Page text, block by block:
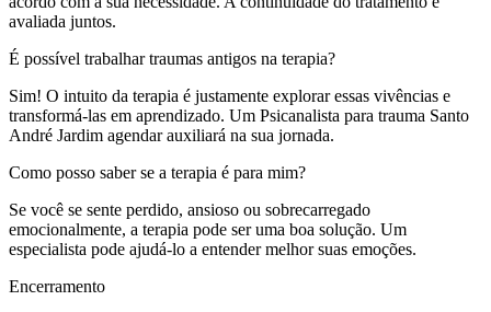
avaliada juntos.
É possível trabalhar traumas antigos na terapia?
Sim! O intuito da terapia é justamente explorar essas vivências e
transformá-las em aprendizado. Um Psicanalista para trauma Santo
André Jardim agendar auxiliará na sua jornada.
Como posso saber se a terapia é para mim?
Se você se sente perdido, ansioso ou sobrecarregado
emocionalmente, a terapia pode ser uma boa solução. Um
especialista pode ajudá-lo a entender melhor suas emoções.
Encerramento